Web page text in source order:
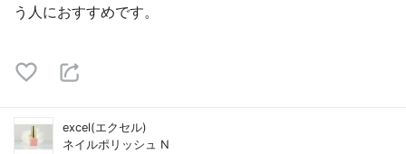
う人におすすめです。
excel(エクセル)
ネイルポリッシュ N